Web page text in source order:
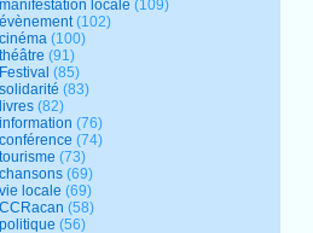
manifestation locale (109)
évènement(102)
cinéma (100)
théâtre (91)
Festival (85)
solidarité (83)
livres (82)
information (76)
conférence (74)
tourisme (73)
chansons (69)
vie locale (69)
CCRacan (58)
politique (56)